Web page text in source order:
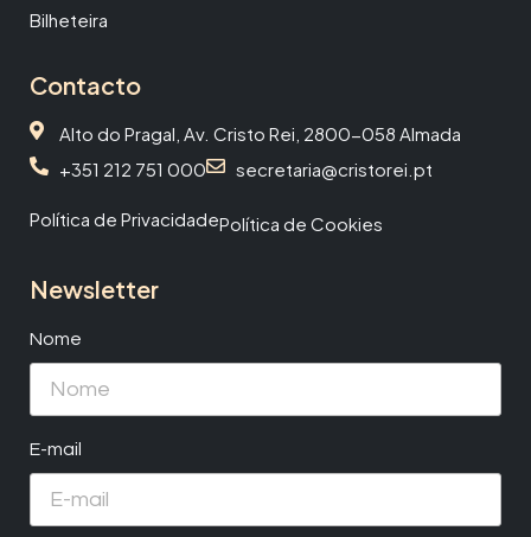
Bilheteira
Contacto
Alto do Pragal, Av. Cristo Rei, 2800-058 Almada
+351 212 751 000
secretaria@cristorei.pt
Política de PrivacidadePolítica de Cookies
Newsletter
Nome
E-mail